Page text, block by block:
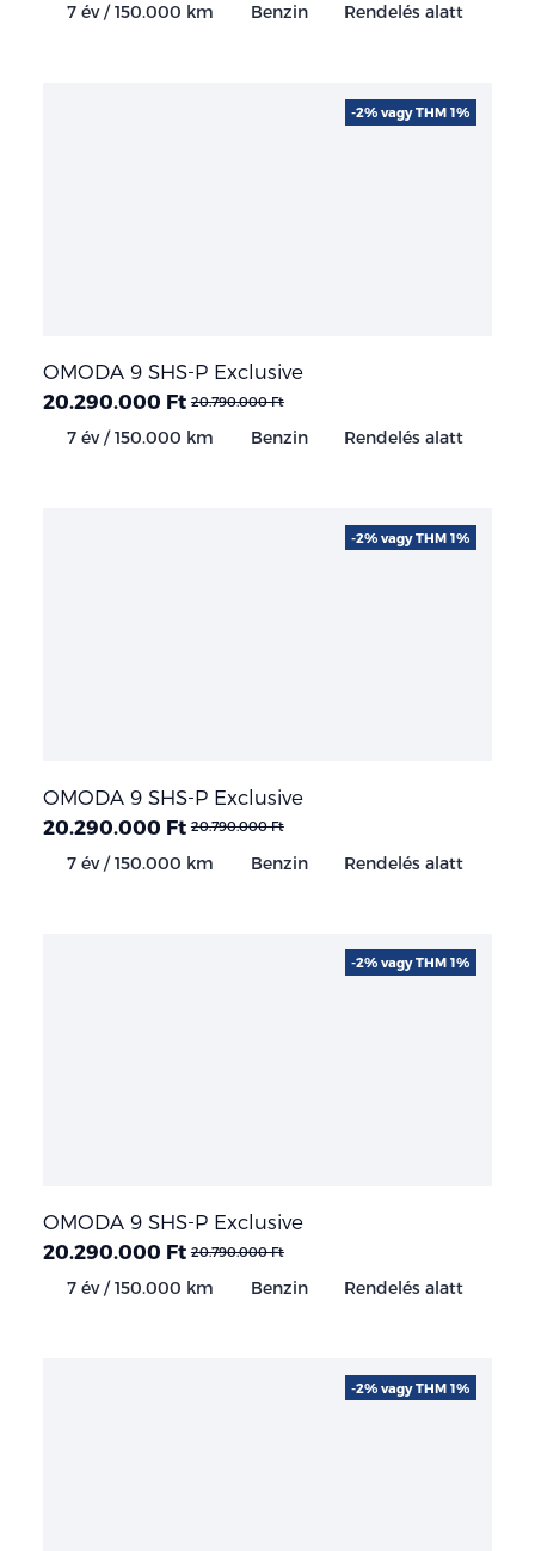
7 év / 150.000 km Benzin Rendelés alatt
OMODA 9 SHS-P Exclusive
20.290.000 Ft 20.790.000 Ft
7 év / 150.000 km Benzin Rendelés alatt
-2% vagy THM 1%
OMODA 9 SHS-P Exclusive
20.290.000 Ft 20.790.000 Ft
7 év / 150.000 km Benzin Rendelés alatt
-2% vagy THM 1%
OMODA 9 SHS-P Exclusive
20.290.000 Ft 20.790.000 Ft
7 év / 150.000 km Benzin Rendelés alatt
-2% vagy THM 1%
-2% vagy THM 1%